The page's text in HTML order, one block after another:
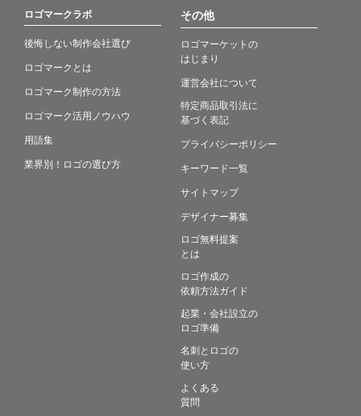
ロゴマークラボ
後悔しない制作会社選び
ロゴマークとは
ロゴマーク制作の方法
ロゴマーク活用ノウハウ
用語集
業界別！ロゴの選び方
その他
ロゴマーケットの
はじまり
運営会社について
特定商品取引法に
基づく表記
プライバシーポリシー
キーワード一覧
サイトマップ
デザイナー募集
ロゴ無料提案
とは
ロゴ作成の
依頼方法ガイド
起業・会社設立の
ロゴ準備
名刺とロゴの
使い方
よくある
質問